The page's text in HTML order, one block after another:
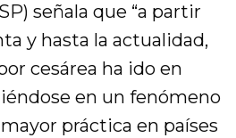
señala que “a partir
y hasta la actualidad,
cesárea ha ido en
en un fenómeno
práctica en países